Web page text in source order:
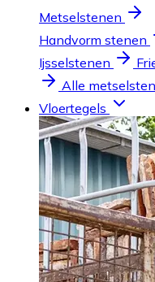
Metselstenen
Handvorm stenen
Ijsselstenen
Alle
Vloertegels